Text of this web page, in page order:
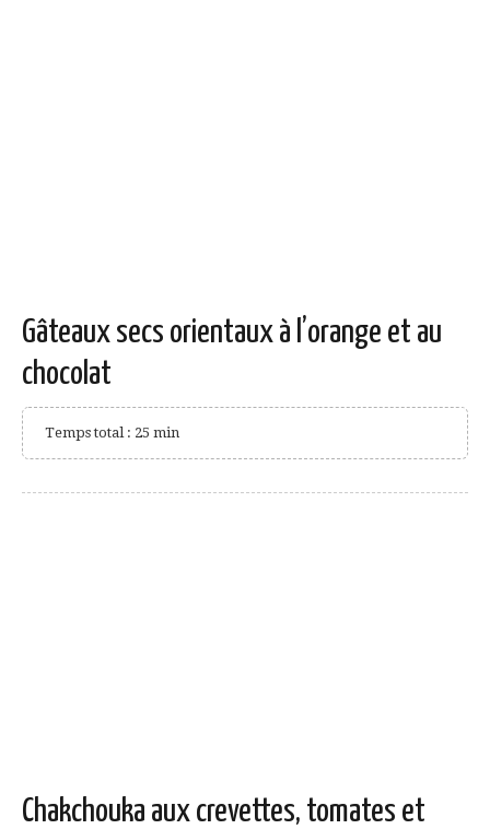
Gâteaux secs orientaux à l’orange et au
chocolat
Temps total : 25 min
Chakchouka aux crevettes, tomates et